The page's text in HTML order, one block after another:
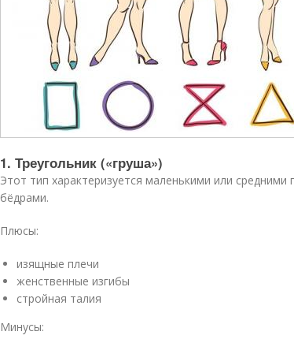
1. Треугольник («груша»)
Этот тип характеризуется маленькими или
бёдрами.
Плюсы:
изящные плечи
женственные изгибы
стройная талия
Минусы: